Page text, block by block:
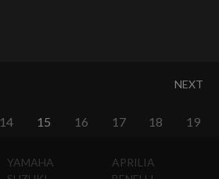
NEXT
14 15 16 17 18 19
YAMAHA
APRILIA